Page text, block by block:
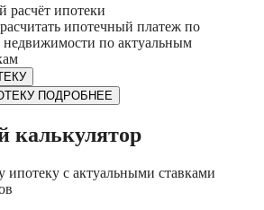
и медицинские учреждения.
расчёт ипотеки
ипотечный платеж по
недвижимости по актуальным
ПОДРОБНЕЕ
калькулятор
ипотеку с актуальными ставками